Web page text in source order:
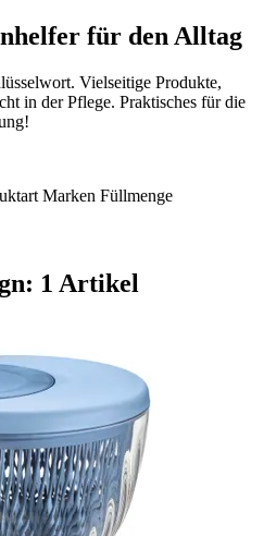
für den Alltag
Vielseitige Produkte,
in der Pflege. Praktisches für die
Marken Füllmenge
1 Artikel